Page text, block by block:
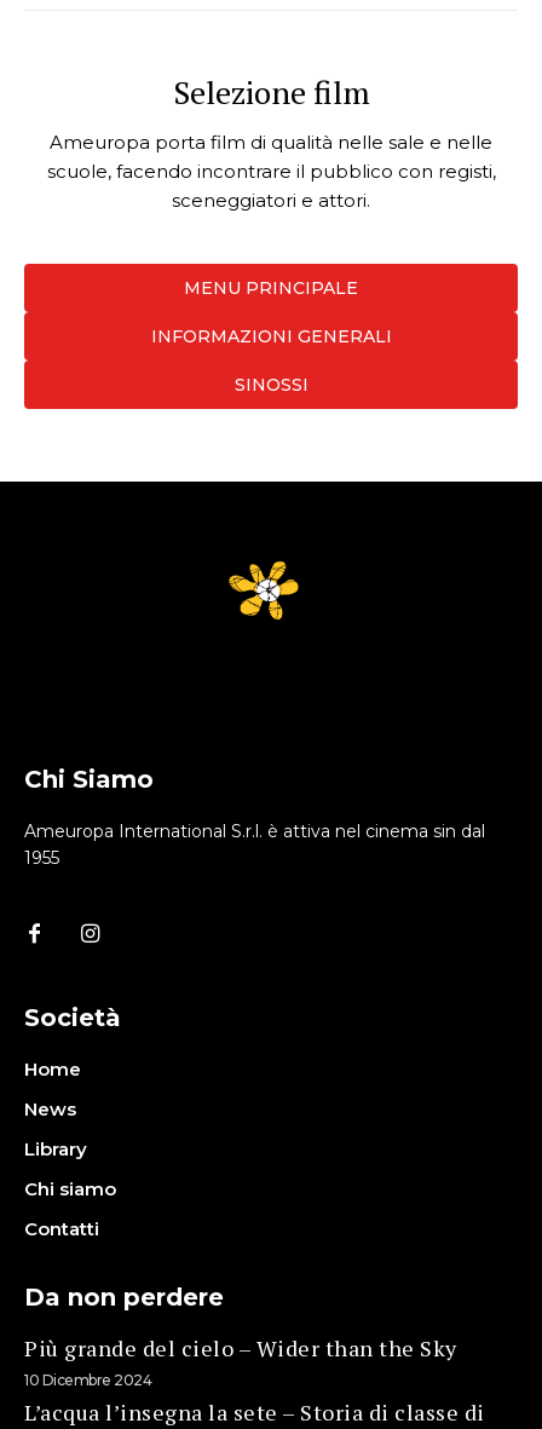
Selezione film
Ameuropa porta film di qualità nelle sale e nelle
scuole, facendo incontrare il pubblico con registi,
sceneggiatori e attori.
MENU PRINCIPALE
INFORMAZIONI GENERALI
SINOSSI
Chi Siamo
Ameuropa International S.r.l. è attiva nel cinema sin dal
1955
Società
Home
News
Library
Chi siamo
Contatti
Da non perdere
Più grande del cielo – Wider than the Sky
10 Dicembre 2024
L’acqua l’insegna la sete – Storia di classe di